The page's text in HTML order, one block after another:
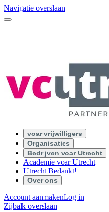
Navigatie overslaan
voar vrijwilligers
Organisaties
Bedrijven voar Utrecht
Academie voar Utrecht
Utrecht Bedankt!
Over ons
Account aanmakenLog in
Zijbalk overslaan